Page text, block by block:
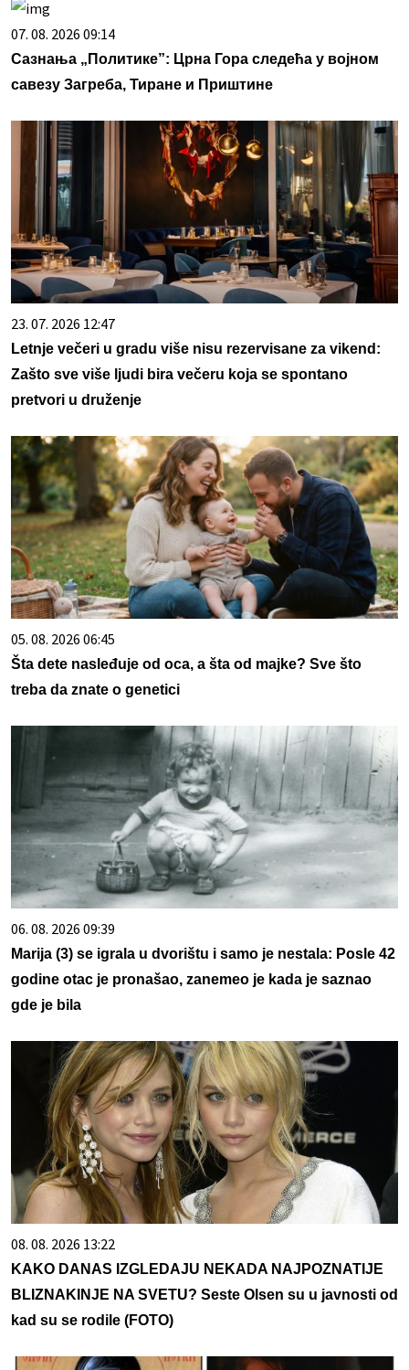
07. 08. 2026 09:14
Сазнања „Политике”: Црна Гора следећа у војном
савезу Загреба, Тиране и Приштине
23. 07. 2026 12:47
Letnje večeri u gradu više nisu rezervisane za vikend:
Zašto sve više ljudi bira večeru koja se spontano
pretvori u druženje
05. 08. 2026 06:45
Šta dete nasleđuje od oca, a šta od majke? Sve što
treba da znate o genetici
06. 08. 2026 09:39
Marija (3) se igrala u dvorištu i samo je nestala: Posle 42
godine otac je pronašao, zanemeo je kada je saznao
gde je bila
08. 08. 2026 13:22
KAKO DANAS IZGLEDAJU NEKADA NAJPOZNATIJE
BLIZNAKINJE NA SVETU? Seste Olsen su u javnosti od
kad su se rodile (FOTO)